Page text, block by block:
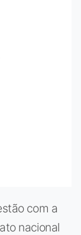
com a
nacional